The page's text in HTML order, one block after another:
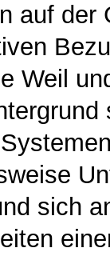
auf der
Weil
sich